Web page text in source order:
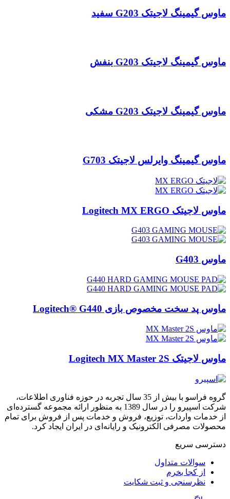
ماوس گیمینگ لاجیتک G203 سفید
ماوس گیمینگ لاجیتک G203 بنفش
ماوس گیمینگ لاجیتک G203 مشکی
ماوس گیمینگ وایرلس لاجیتک G703
ماوس لاجیتک Logitech MX ERGO
ماوس G403
ماوس پد سخت مخصوص بازی Logitech® G440
ماوس لاجیتک Logitech MX Master 2S
گروه فراسو با بیش از 35 سال تجربه در حوزه فناوری اطلاعات،
شرکت اسپیرو را در سال 1389 به منظور ارائه مجموعه گسترده‌ای
از خدمات واردات، توزیع، فروش و خدمات پس از فروش برای تمام
محصولات مصرفی الکترونیک و رایانه‌ای در ایران ایجاد کرد.
دسترسی‌ سریع
سوالات متداول
از کجا بخرم
نظرسنجی و ثبت شکایت